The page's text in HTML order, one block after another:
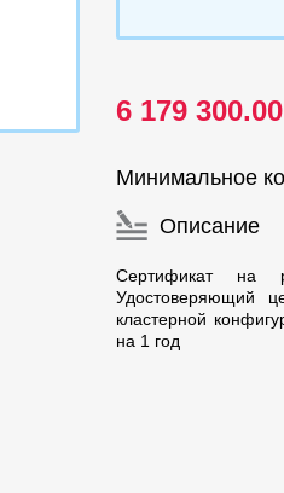
6 179 300.00
Минимальное
Описание
Сертификат на
Удостоверяющий
кластерной
на 1 год